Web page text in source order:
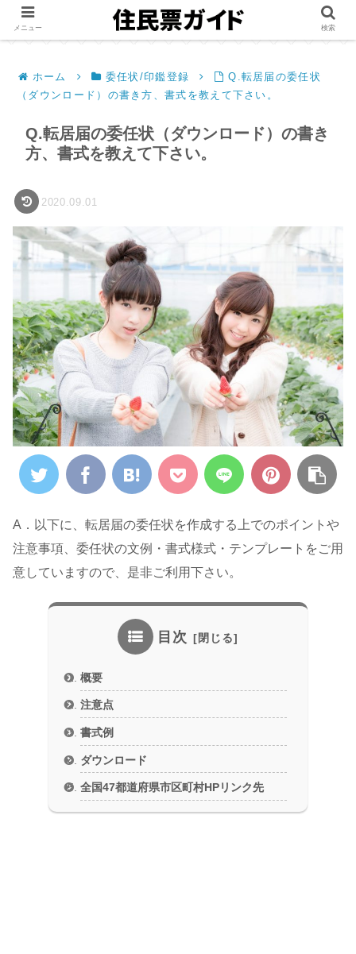
ホーム 委任状/印鑑登録
Q.転居届の委任状
（ダウンロード）の書き方、書式を教えて下さい。
Q.転居届の委任状（ダウンロード）の書き
方、書式を教えて下さい。
2020.09.01
A．以下に、転居届の委任状を作成する上でのポイントや
注意事項、委任状の文例・書式様式・テンプレートをご用
意していますので、是非ご利用下さい。
目次
概要
注意点
書式例
ダウンロード
全国47都道府県市区町村HPリンク先
メニュー 検索